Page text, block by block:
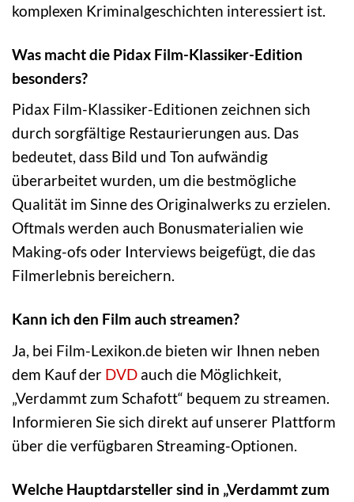
komplexen Kriminalgeschichten interessiert ist.
Was macht die Pidax Film-Klassiker-Edition
besonders?
Pidax Film-Klassiker-Editionen zeichnen sich
durch sorgfältige Restaurierungen aus. Das
bedeutet, dass Bild und Ton aufwändig
überarbeitet wurden, um die bestmögliche
Qualität im Sinne des Originalwerks zu erzielen.
Oftmals werden auch Bonusmaterialien wie
Making-ofs oder Interviews beigefügt, die das
Filmerlebnis bereichern.
Kann ich den Film auch streamen?
Ja, bei Film-Lexikon.de bieten wir Ihnen neben
dem Kauf der DVD auch die Möglichkeit,
„Verdammt zum Schafott“ bequem zu streamen.
Informieren Sie sich direkt auf unserer Plattform
über die verfügbaren Streaming-Optionen.
Welche Hauptdarsteller sind in „Verdammt zum